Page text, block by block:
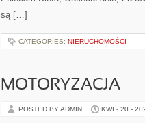
są […]
CATEGORIES: NIERUCHOMOŚCI
MOTORYZACJA
POSTED BY ADMIN KWI - 20 -